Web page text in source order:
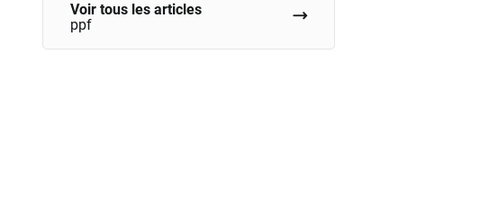
Voir tous les articles
ppf